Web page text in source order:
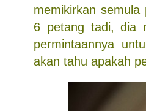
memikirkan
6 petang tadi, dia
permintaannya
akan tahu apakah